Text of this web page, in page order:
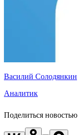
Василий Солодянкин
Аналитик
Поделиться новостью